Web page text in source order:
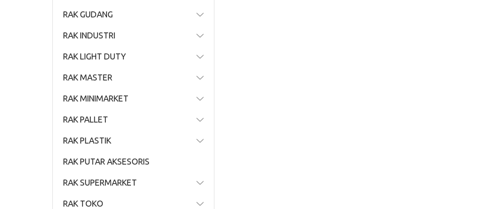
RAK GUDANG
RAK INDUSTRI
RAK LIGHT DUTY
RAK MASTER
RAK MINIMARKET
RAK PALLET
RAK PLASTIK
RAK PUTAR AKSESORIS
RAK SUPERMARKET
RAK TOKO